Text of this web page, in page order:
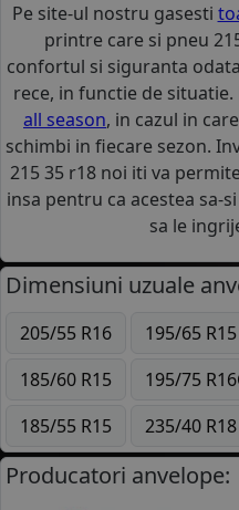
Pe site-ul nostru gasesti
printre care si pneu
confortul si siguranta
rece, in functie de situatie.
all season, in cazul in
schimbi in fiecare sezon.
215 35 r18 noi iti va
insa pentru ca acestea sa-
sa le
Dimensiuni uzuale
205/55 R16 195/65 R15
185/60 R15
195/75
185/55 R15
235/40 R18
Producatori anvelope: